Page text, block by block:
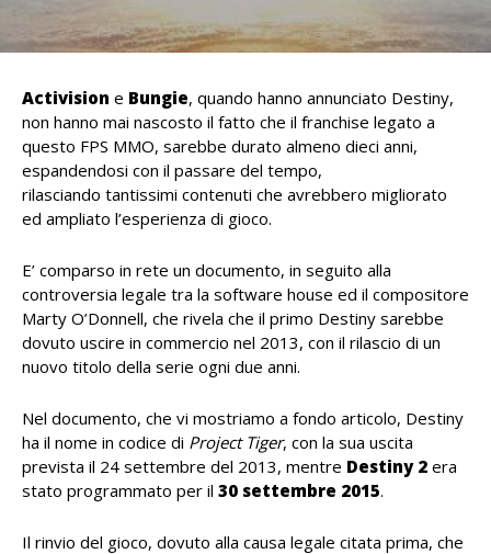
Activision e Bungie, quando hanno annunciato Destiny,
non hanno mai nascosto il fatto che il franchise legato a
questo FPS MMO, sarebbe durato almeno dieci anni,
espandendosi con il passare del tempo,
rilasciando tantissimi contenuti che avrebbero migliorato
ed ampliato l’esperienza di gioco.
E’ comparso in rete un documento, in seguito alla
controversia legale tra la software house ed il compositore
Marty O’Donnell, che rivela che il primo Destiny sarebbe
dovuto uscire in commercio nel 2013, con il rilascio di un
nuovo titolo della serie ogni due anni.
Nel documento, che vi mostriamo a fondo articolo, Destiny
ha il nome in codice di Project Tiger, con la sua uscita
prevista il 24 settembre del 2013, mentre Destiny 2 era
stato programmato per il 30 settembre 2015.
Il rinvio del gioco, dovuto alla causa legale citata prima, che